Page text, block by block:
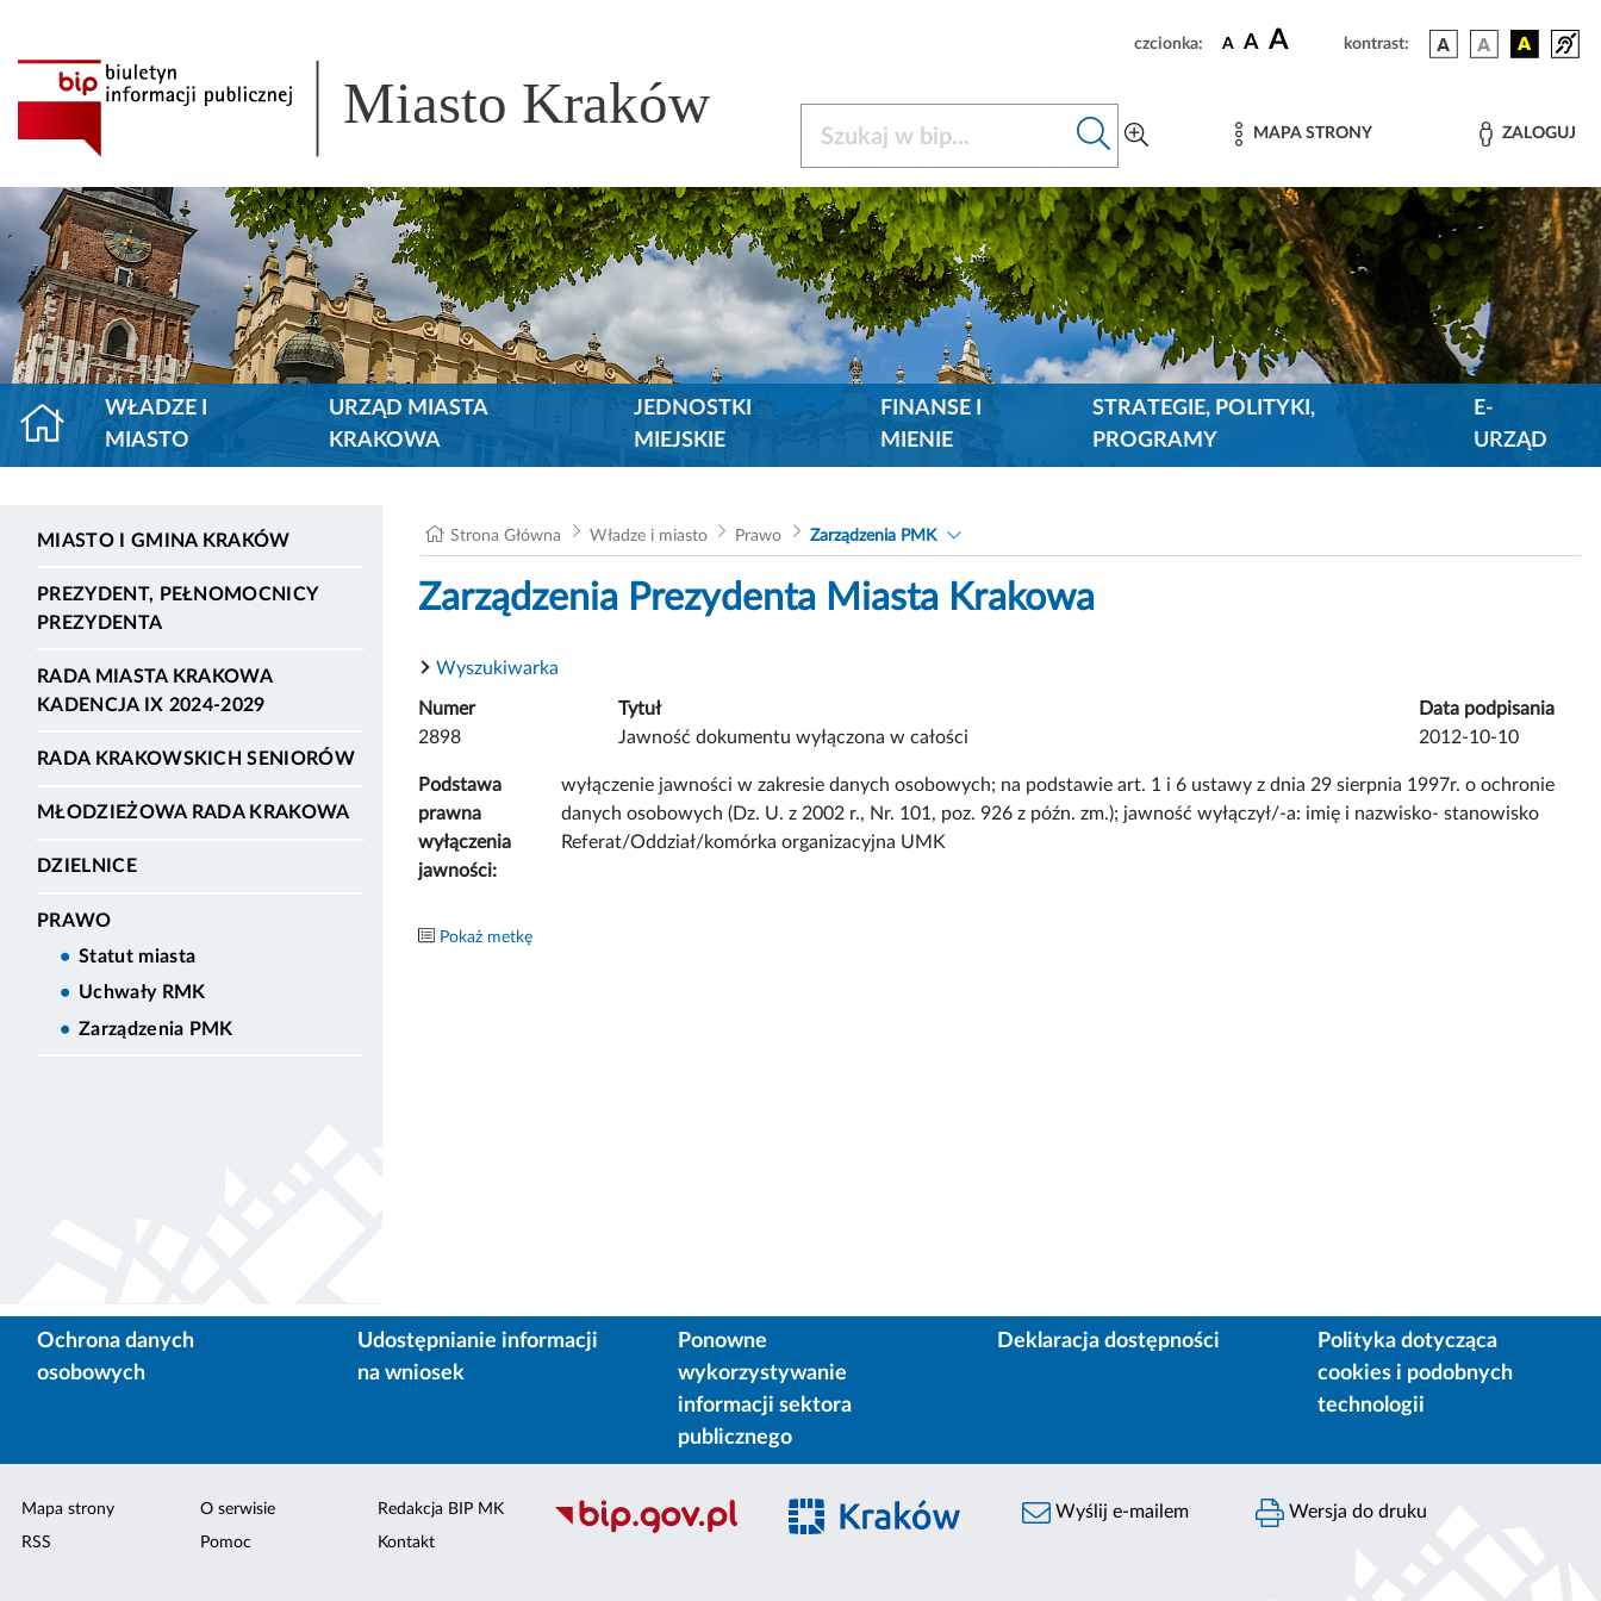
czcionka: A A A kontrast:
Miasto Kraków MAPA STRONY ZALOGUJ
WŁADZE I
MIASTO
URZĄD MIASTA
KRAKOWA
JEDNOSTKI
MIEJSKIE
FINANSE I
MIENIE
STRATEGIE, POLITYKI,
PROGRAMY
E-
URZĄD
MIASTO I GMINA KRAKÓW
PREZYDENT, PEŁNOMOCNICY
PREZYDENTA
RADA MIASTA KRAKOWA
KADENCJA IX 2024-2029
RADA KRAKOWSKICH SENIORÓW
MŁODZIEŻOWA RADA KRAKOWA
DZIELNICE
PRAWO
Statut miasta
Uchwały RMK
Zarządzenia PMK
Strona Główna Władze i miasto Prawo Zarządzenia PMK
Zarządzenia Prezydenta Miasta Krakowa
Wyszukiwarka
Numer Tytuł
Data podpisania
2898
Jawność dokumentu wyłączona w całości 2012-10-10
Podstawa
prawna
wyłączenia
jawności:
wyłączenie jawności w zakresie danych osobowych; na podstawie art. 1 i 6 ustawy z dnia 29 sierpnia 1997r. o ochronie
danych osobowych (Dz. U. z 2002 r., Nr. 101, poz. 926 z późn. zm.); jawność wyłączył/-a: imię i nazwisko- stanowisko
Referat/Oddział/komórka organizacyjna UMK
Pokaż metkę
Ochrona danych
osobowych
Udostępnianie informacji
na wniosek
Ponowne
wykorzystywanie
informacji sektora
publicznego
Deklaracja dostępności
Polityka dotycząca
cookies i podobnych
technologii
Mapa strony
RSS
O serwisie
Pomoc
Redakcja BIP MK
Kontakt
Wyślij e-mailem Wersja do druku